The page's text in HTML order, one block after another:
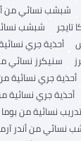
شبشب نسائي من
شبشب
أحذية جري
سنيكرز نسائي
أحذية جري نسائية
أحذية جري نسائية
نسائية من بوما
نسائي من أندر